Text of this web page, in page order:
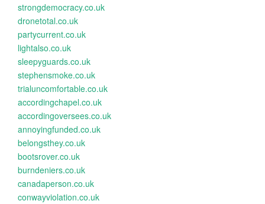
strongdemocracy.co.uk
dronetotal.co.uk
partycurrent.co.uk
lightalso.co.uk
sleepyguards.co.uk
stephensmoke.co.uk
trialuncomfortable.co.uk
accordingchapel.co.uk
accordingoversees.co.uk
annoyingfunded.co.uk
belongsthey.co.uk
bootsrover.co.uk
burndeniers.co.uk
canadaperson.co.uk
conwayviolation.co.uk